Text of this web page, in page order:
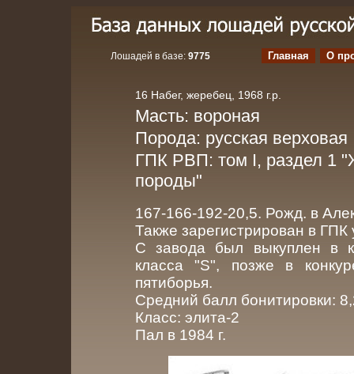
Лошадей в базе: 9775 Главная О
16 Набег, жеребец, 1968 г.р.
Масть: вороная
Порода: русская верховая
ГПК РВП: том I, раздел 1
породы"
167-166-192-20,5. Рожд. в
Также зарегистрирован в
С завода был выкуплен в
класса "S", позже в
пятиборья.
Средний балл бонитировки:
Класс: элита-2
Пал в 1984 г.